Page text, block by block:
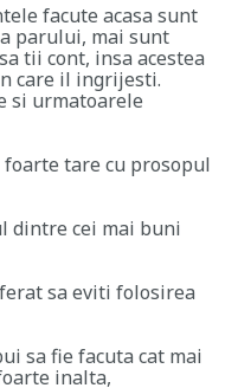
facute acasa sunt
parului, mai sunt
tii cont, insa acestea
care il ingrijesti.
si urmatoarele
tare cu prosopul
dintre cei mai buni
sa eviti folosirea
sa fie facuta cat mai
inalta,